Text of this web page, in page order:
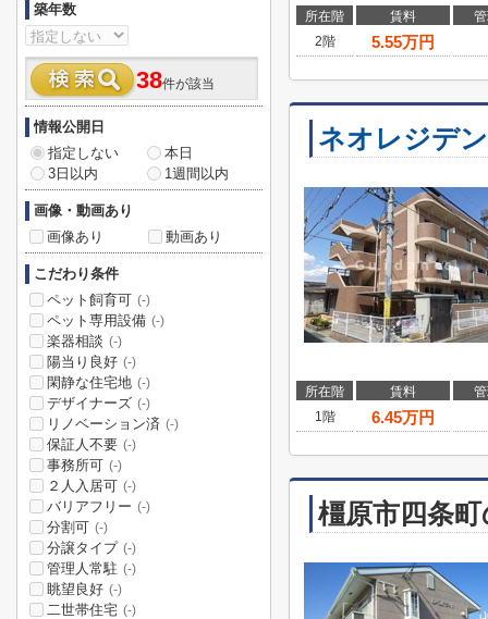
所在階 賃料
2階
5.55万円
ネオレジデ
所在階 賃料
1階
6.45万円
橿原市四条
築年数
38件が該当
情報公開日
指定しない
本日
3日以内
1週間以内
画像・動画あり
画像あり
動画あり
こだわり条件
ペット飼育可 (-)
ペット専用設備 (-)
楽器相談 (-)
陽当り良好 (-)
閑静な住宅地 (-)
デザイナーズ (-)
リノベーション済 (-)
保証人不要 (-)
事務所可 (-)
２人入居可 (-)
バリアフリー (-)
分割可 (-)
分譲タイプ (-)
管理人常駐 (-)
眺望良好 (-)
二世帯住宅 (-)